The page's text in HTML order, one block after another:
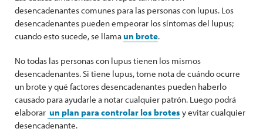
desencadenantes comunes para las personas con lupus. Los
desencadenantes pueden empeorar los síntomas del lupus;
cuando esto sucede, se llamaun brote.
No todas las personas con lupus tienen los mismos
desencadenantes. Si tiene lupus, tome nota de cuándo ocurre
un brote y qué factores desencadenantes pueden haberlo
causado para ayudarle a notar cualquier patrón. Luego podrá
elaborar un plan para controlar los brotes y evitar cualquier
desencadenante.